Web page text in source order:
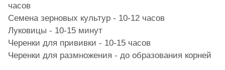
часов
Семена зерновых культур - 10-12 часов
Луковицы - 10-15 минут
Черенки для прививки - 10-15 часов
Черенки для размножения - до образования корней